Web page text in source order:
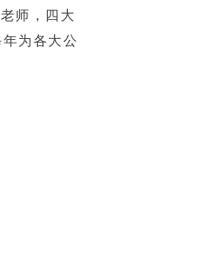
师，四大
为各大公